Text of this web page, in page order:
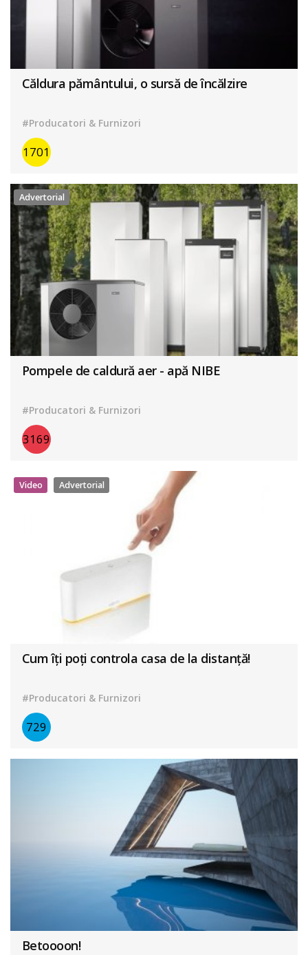
Căldura pământului, o sursă de încălzire
#Producatori & Furnizori
1701
Advertorial
Pompele de caldură aer - apă NIBE
#Producatori & Furnizori
3169
Video Advertorial
Cum îți poți controla casa de la distanță!
#Producatori & Furnizori
729
Betoooon!